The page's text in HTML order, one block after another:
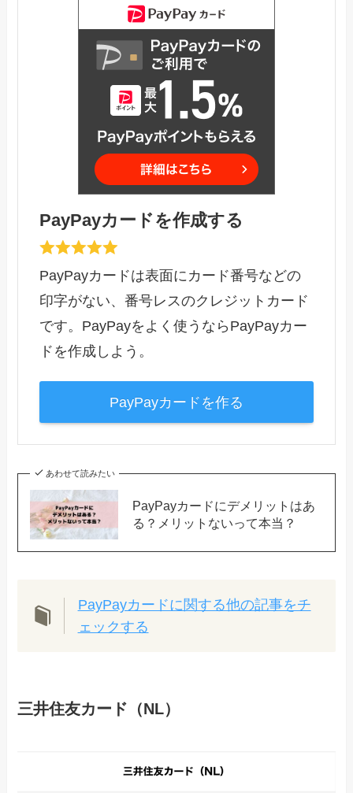
PayPayカードを作成する
PayPayカードは表面にカード番号などの
印字がない、番号レスのクレジットカード
です。PayPayをよく使うならPayPayカー
ドを作成しよう。
PayPayカードを作る
あわせて読みたい
PayPayカードにデメリットはあ
る？メリットないって本当？
PayPayカードに関する他の記事をチ
ェックする
三井住友カード（NL）